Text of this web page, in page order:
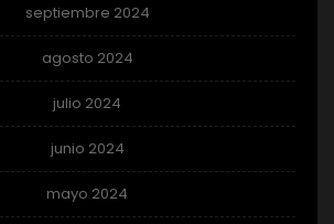
septiembre 2024
agosto 2024
julio 2024
junio 2024
mayo 2024